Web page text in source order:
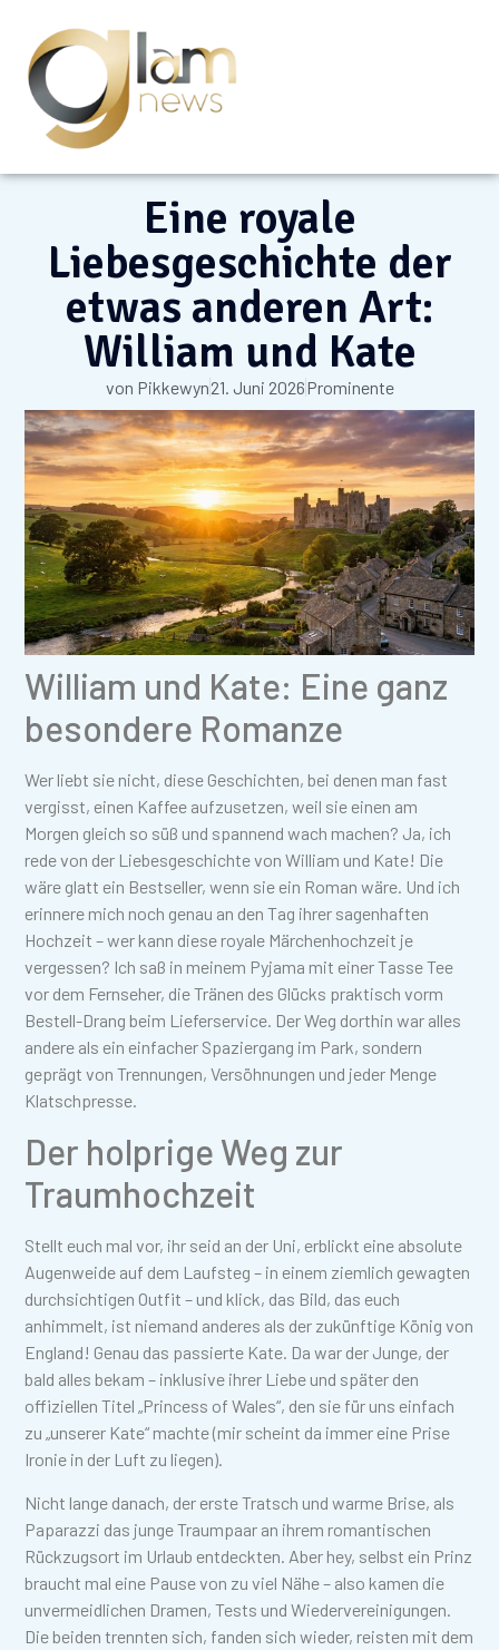
Eine royale
Liebesgeschichte der
etwas anderen Art:
William und Kate
von Pikkewyn21. Juni 2026Prominente
William und Kate: Eine ganz
besondere Romanze
Wer liebt sie nicht, diese Geschichten, bei denen man fast
vergisst, einen Kaffee aufzusetzen, weil sie einen am
Morgen gleich so süß und spannend wach machen? Ja, ich
rede von der Liebesgeschichte von William und Kate! Die
wäre glatt ein Bestseller, wenn sie ein Roman wäre. Und ich
erinnere mich noch genau an den Tag ihrer sagenhaften
Hochzeit – wer kann diese royale Märchenhochzeit je
vergessen? Ich saß in meinem Pyjama mit einer Tasse Tee
vor dem Fernseher, die Tränen des Glücks praktisch vorm
Bestell-Drang beim Lieferservice. Der Weg dorthin war alles
andere als ein einfacher Spaziergang im Park, sondern
geprägt von Trennungen, Versöhnungen und jeder Menge
Klatschpresse.
Der holprige Weg zur
Traumhochzeit
Stellt euch mal vor, ihr seid an der Uni, erblickt eine absolute
Augenweide auf dem Laufsteg – in einem ziemlich gewagten
durchsichtigen Outfit – und klick, das Bild, das euch
anhimmelt, ist niemand anderes als der zukünftige König von
England! Genau das passierte Kate. Da war der Junge, der
bald alles bekam – inklusive ihrer Liebe und später den
offiziellen Titel „Princess of Wales“, den sie für uns einfach
zu „unserer Kate“ machte (mir scheint da immer eine Prise
Ironie in der Luft zu liegen).
Nicht lange danach, der erste Tratsch und warme Brise, als
Paparazzi das junge Traumpaar an ihrem romantischen
Rückzugsort im Urlaub entdeckten. Aber hey, selbst ein Prinz
braucht mal eine Pause von zu viel Nähe – also kamen die
unvermeidlichen Dramen, Tests und Wiedervereinigungen.
Die beiden trennten sich, fanden sich wieder, reisten mit dem